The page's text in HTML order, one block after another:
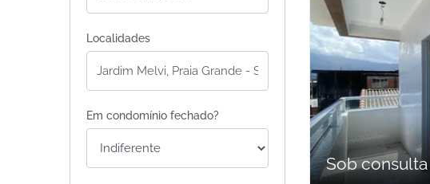
Localidades
Em condomínio fechado?
Sob consulta